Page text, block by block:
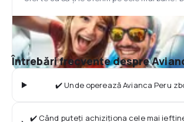
Întrebări frecvente despre
✔️ Unde operează Avianca Peru
✔️ Când puteți achiziționa cele mai